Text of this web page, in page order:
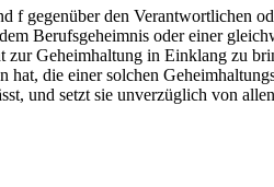
f gegenüber den Verantwortlichen
Berufsgeheimnis oder einer
Geheimhaltung in Einklang zu
hat, die einer solchen
und setzt sie unverzüglich von